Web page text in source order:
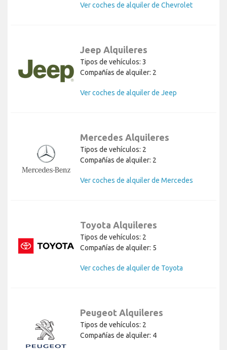
Ver coches de alquiler de Chevrolet
Jeep Alquileres
Tipos de vehículos: 3
Compañías de alquiler: 2
Ver coches de alquiler de Jeep
Mercedes Alquileres
Tipos de vehículos: 2
Compañías de alquiler: 2
Ver coches de alquiler de Mercedes
Toyota Alquileres
Tipos de vehículos: 2
Compañías de alquiler: 5
Ver coches de alquiler de Toyota
Peugeot Alquileres
Tipos de vehículos: 2
Compañías de alquiler: 4